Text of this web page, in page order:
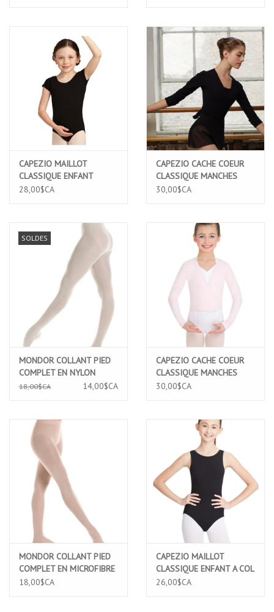
CAPEZIO MAILLOT
CLASSIQUE ENFANT
MANCHES COURTES EN
28,00$CA
CAPEZIO CACHE COEUR
CLASSIQUE MANCHES
LONGUES NOIR (CC850C)
30,00$CA
SOLDES
MONDOR COLLANT PIED
COMPLET EN NYLON
DURABLE ROSE BALLERINA
18,00$CA 14,00$CA
CAPEZIO CACHE COEUR
CLASSIQUE MANCHES
LONGUES ROSE (CC850C)
30,00$CA
MONDOR COLLANT PIED
COMPLET EN MICROFIBRE
ULTRA DOUX ROSE PALE
18,00$CA
CAPEZIO MAILLOT
CLASSIQUE ENFANT A COL
ROND ET BRETELLES
26,00$CA